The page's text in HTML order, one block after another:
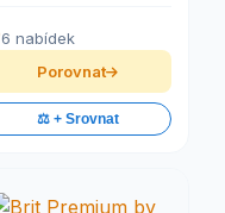
6 nabídek
Porovnat
⚖️ + Srovnat